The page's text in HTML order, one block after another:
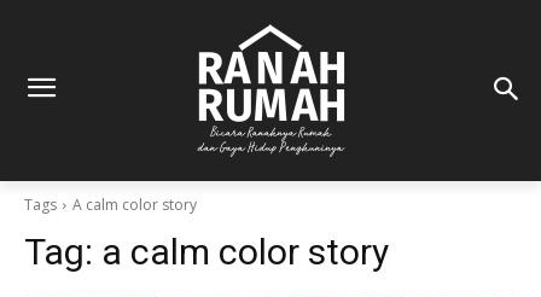
Tags A calm color story
Tag: a calm color story